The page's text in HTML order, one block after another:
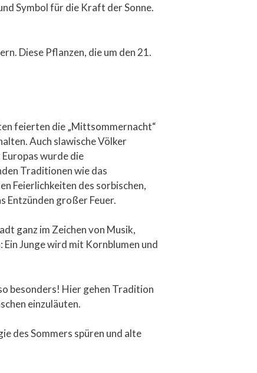
Symbol für die Kraft der Sonne.
Diese Pflanzen, die um den 21.
feierten die „Mittsommernacht“
Auch slawische Völker
wurde die
Traditionen wie das
Feierlichkeiten des sorbischen,
Entzünden großer Feuer.
ganz im Zeichen von Musik,
Junge wird mit Kornblumen und
besonders! Hier gehen Tradition
einzuläuten.
des Sommers spüren und alte